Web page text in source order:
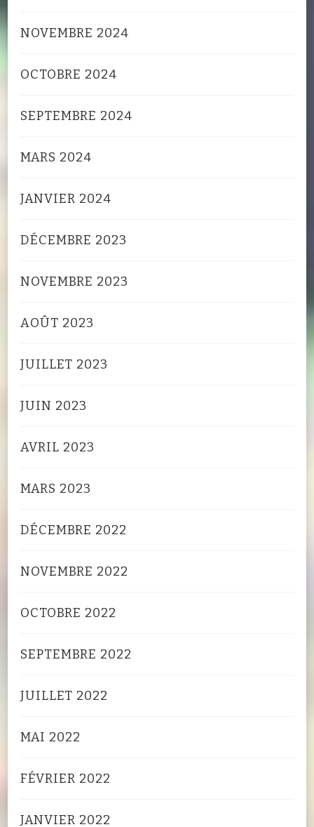
NOVEMBRE 2024
OCTOBRE 2024
SEPTEMBRE 2024
MARS 2024
JANVIER 2024
DÉCEMBRE 2023
NOVEMBRE 2023
AOÛT 2023
JUILLET 2023
JUIN 2023
AVRIL 2023
MARS 2023
DÉCEMBRE 2022
NOVEMBRE 2022
OCTOBRE 2022
SEPTEMBRE 2022
JUILLET 2022
MAI 2022
FÉVRIER 2022
JANVIER 2022